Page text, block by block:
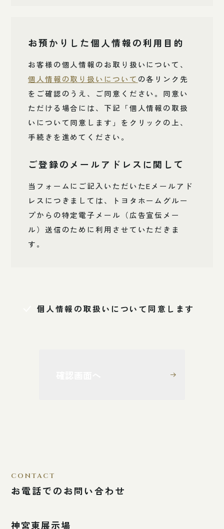
お預かりした個人情報の利用目的
お客様の個人情報のお取り扱いについて、
個人情報の取り扱いについて の各リンク先
をご確認のうえ、ご同意ください。同意い
ただける場合には、下記「個人情報の取扱
いについて同意します」をクリックの上、
手続きを進めてください。
ご登録のメールアドレスに関して
当フォームにご記入いただいたEメールアド
レスにつきましては、トヨタホームグルー
プからの特定電子メール（広告宣伝メー
ル）送信のために利用させていただきま
す。
個人情報の取扱いについて同意します
CONTACT
お電話でのお問い合わせ
神宮東展示場